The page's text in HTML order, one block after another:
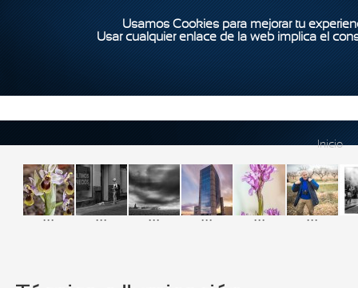
Usamos Cookies para mejorar tu
Usar cualquier enlace de la web implica el
Inicio
... ... ... ... ... ...